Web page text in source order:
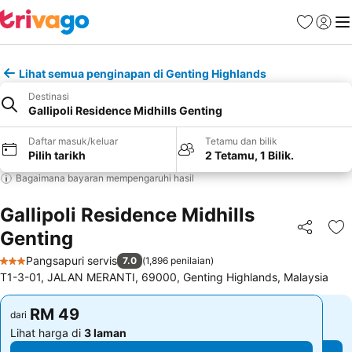
Kegemaran
Daftar
Lihat semua penginapan di Genting Highlands
Destinasi
Gallipoli Residence Midhills Genting
Daftar masuk/keluar
Pilih tarikh
Tetamu dan bilik
2 Tetamu, 1 Bilik.
Bagaimana bayaran mempengaruhi hasil
Gallipoli Residence Midhills
Genting
Kongsi
3 Bintang
Pangsapuri servis 7.0 (1,896 penilaian)
T1-3-01, JALAN MERANTI, 69000, Genting Highlands, Malaysia
dari RM 49
Lihat harga di 3 laman
dari RM 49
Lihat harga di 3 laman